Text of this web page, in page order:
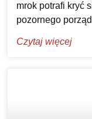
mrok potrafi kryć
pozornego
Czytaj więcej